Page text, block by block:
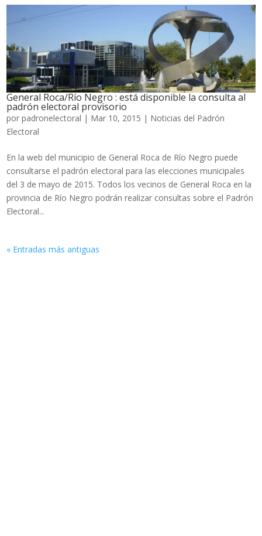
General Roca/Río Negro : está disponible la consulta al
padrón electoral provisorio
porpadronelectoral | Mar 10, 2015 | Noticias del Padrón
Electoral
En la web del municipio de General Roca de Río Negro puede
consultarse el padrón electoral para las elecciones municipales
del 3 de mayo de 2015. Todos los vecinos de General Roca en la
provincia de Río Negro podrán realizar consultas sobre el Padrón
Electoral...
« Entradas más antiguas